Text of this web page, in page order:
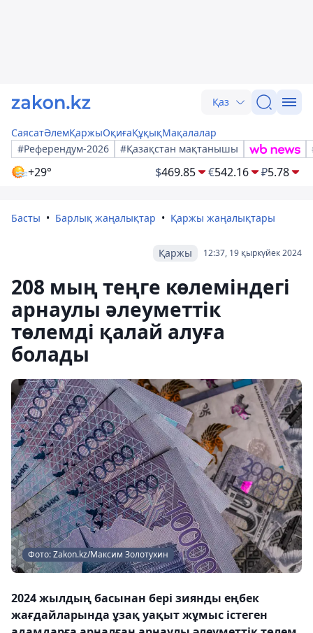
Қаз
СаясатӘлемҚаржыОқиғаҚұқықМақалалар
#Референдум-2026
#Қазақстан мақтанышы
+29° $469.85 €542.16 ₽5.78
Басты Барлық жаңалықтар Қаржы жаңалықтары
12:37, 19 қыркүйек 2024
Қаржы
208 мың теңге көлеміндегі
арнаулы әлеуметтік
төлемді қалай алуға
болады
Фото: Zakon.kz/Максим Золотухин
2024 жылдың басынан бері зиянды еңбек
жағдайларында ұзақ уақыт жұмыс істеген